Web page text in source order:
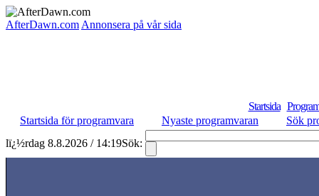
AfterDawn.com Annonsera på vår sida
Startsida
Startsida för programvara
Nyaste programvaran
Sök
lï¿½rdag 8.8.2026 / 14:19Sök: